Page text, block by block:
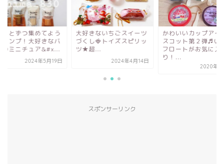
っとずつ集めてよう
コンプ！大好きなバ
のミニチュア&#x...
2024年5月19日
大好きないちごスイーツ
づくし🍓トイズスピリッ
ツ★超...
2024年4月14日
かわいいカップアイ
スコット第２弾♬い
フロートがお気に入
り！...
2020年7
スポンサーリンク